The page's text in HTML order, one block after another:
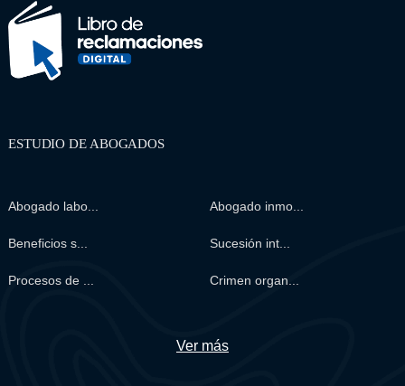
ESTUDIO DE ABOGADOS
Abogado labo... Abogado inmo...
Beneficios s... Sucesión int...
Procesos de ... Crimen organ...
Ver más